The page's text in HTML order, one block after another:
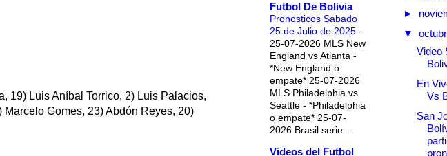
19) Luis Aníbal Torrico, 2) Luis Palacios,
Gomes, 23) Abdón Reyes, 20)
Futbol De Bolivia
Pronosticos Sabado
25 de Julio de 2025 -
25-07-2026 MLS New
England vs Atlanta -
*New England o
empate* 25-07-2026
MLS Philadelphia vs
Seattle - *Philadelphia
o empate* 25-07-
2026 Brasil serie ...
Videos del Futbol
►
▼
Video
En
Vs
San